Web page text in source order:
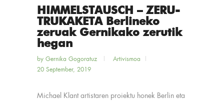
HIMMELSTAUSCH – ZERU-
TRUKAKETA Berlineko
zeruak Gernikako zerutik
hegan
by Gernika Gogoratuz
Artivismoa
20 September, 2019
Michael Klant artistaren proiektu honek Berlin eta